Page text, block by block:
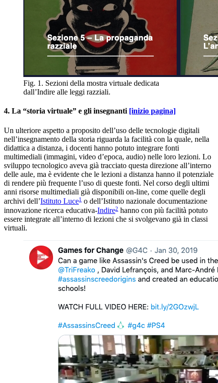
Fig. 1. Sezioni della mostra virtuale dedicata
dall’Indire alle leggi razziali.
4. La “storia virtuale” e gli insegnanti [inizio pagina]
Un ulteriore aspetto a proposito dell’uso delle tecnologie digitali
nell’insegnamento della storia riguarda la facilità con la quale, nella
didattica a distanza, i docenti hanno potuto integrare fonti
multimediali (immagini, video d’epoca, audio) nelle loro lezioni. Lo
sviluppo tecnologico aveva già tracciato questa direzione all’interno
delle aule, ma è evidente che le lezioni a distanza hanno il potenziale
di rendere più frequente l’uso di queste fonti. Nel corso degli ultimi
anni risorse multimediali già disponibili on-line, come quelle degli
archivi dell’Istituto Luce1 o dell’Istituto nazionale documentazione
innovazione ricerca educativa-Indire2 hanno con più facilità potuto
essere integrate all’interno di lezioni che si svolgevano già in classi
virtuali.